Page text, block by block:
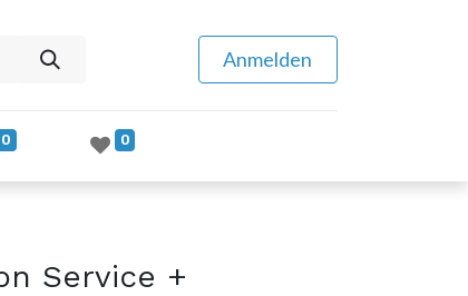
Anmelden
0 0
Service +